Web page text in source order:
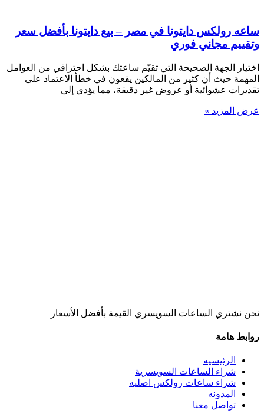
ساعه رولكس دايتونا في مصر – بيع دايتونا بأفضل سعر
وتقييم مجاني فوري
اختيار الجهة الصحيحة التي تقيّم ساعتك بشكل احترافي من العوامل
المهمة حيث أن كثير من المالكين يقعون في خطأ الاعتماد على
تقديرات عشوائية أو عروض غير دقيقة، مما يؤدي إلى
عرض المزيد »
نحن نشتري الساعات السويسري القيمة بأفضل الأسعار
روابط هامة
الرئيسيه
شراء الساعات السويسرية
شراء ساعات رولكس اصليه
المدونه
تواصل معنا